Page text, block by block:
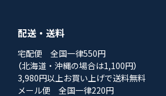
配送・送料
宅配便 全国一律550円
（北海道・沖縄の場合は1,100円）
3,980円以上お買い上げで送料無料
メール便 全国一律220円